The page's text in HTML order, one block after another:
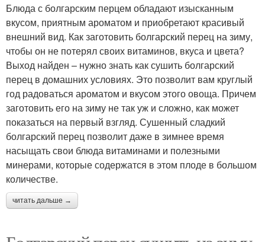
Блюда с болгарским перцем обладают изысканным
вкусом, приятным ароматом и приобретают красивый
внешний вид. Как заготовить болгарский перец на зиму,
чтобы он не потерял своих витаминов, вкуса и цвета?
Выход найден – нужно знать как сушить болгарский
перец в домашних условиях. Это позволит вам круглый
год радоваться ароматом и вкусом этого овоща. Причем
заготовить его на зиму не так уж и сложно, как может
показаться на первый взгляд. Сушенный сладкий
болгарский перец позволит даже в зимнее время
насыщать свои блюда витаминами и полезными
минерами, которые содержатся в этом плоде в большом
количестве.
читать дальше →